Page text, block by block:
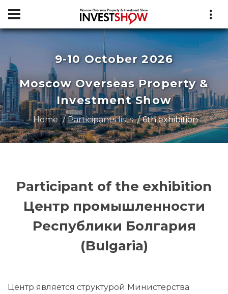
9-10 October 2026
Moscow Overseas Property &
Investment Show
Home Participants lists 6th exhibition
Participant of the exhibition
Центр промышленности
Республики Болгария
(Bulgaria)
Центр является структурой Министерства